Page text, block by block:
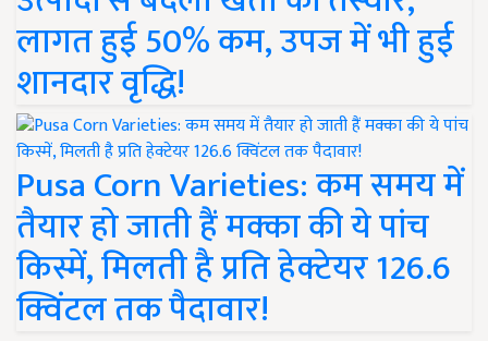
लागत हुई 50% कम, उपज में भी हुई
शानदार वृद्धि!
Pusa Corn Varieties: कम समय में
तैयार हो जाती हैं मक्का की ये पांच
किस्में, मिलती है प्रति हेक्टेयर 126.6
क्विंटल तक पैदावार!